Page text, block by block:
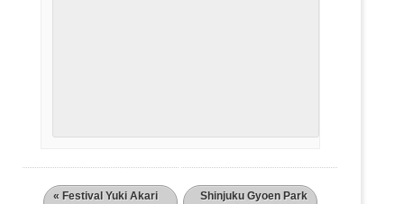
« Festival Yuki Akari
Shinjuku Gyoen Park